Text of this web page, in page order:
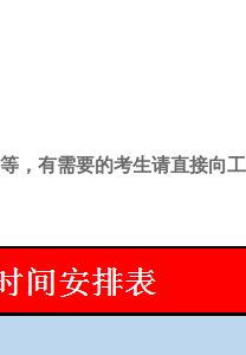
，有需要的考生请直接向